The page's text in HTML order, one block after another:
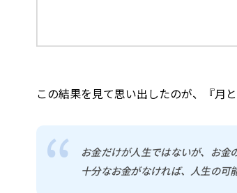
この結果を見て思い出したのが、『月
お金だけが人生ではないが、お金
十分なお金がなければ、人生の可